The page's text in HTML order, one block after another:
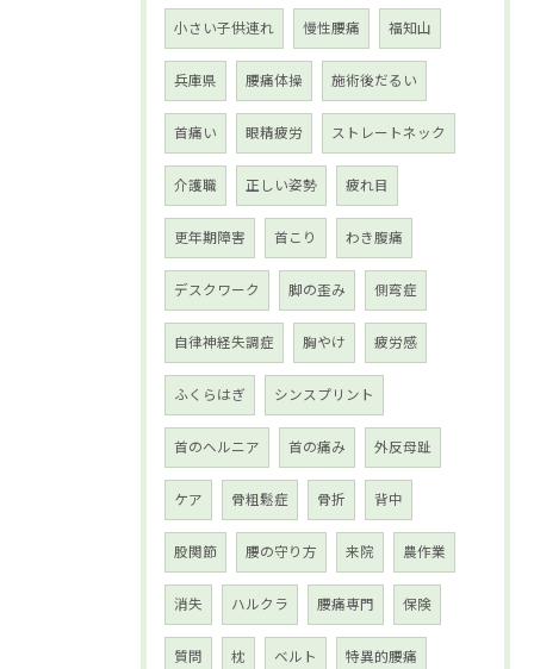
小さい子供連れ 慢性腰痛 福知山
兵庫県 腰痛体操 施術後だるい
首痛い 眼精疲労 ストレートネック
介護職 正しい姿勢 疲れ目
更年期障害 首こり わき腹痛
デスクワーク 脚の歪み 側弯症
自律神経失調症 胸やけ 疲労感
ふくらはぎ シンスプリント
首のヘルニア 首の痛み 外反母趾
ケア 骨粗鬆症 骨折 背中
股関節 腰の守り方 来院 農作業
消失 ハルクラ 腰痛専門 保険
質問 枕 ベルト 特異的腰痛